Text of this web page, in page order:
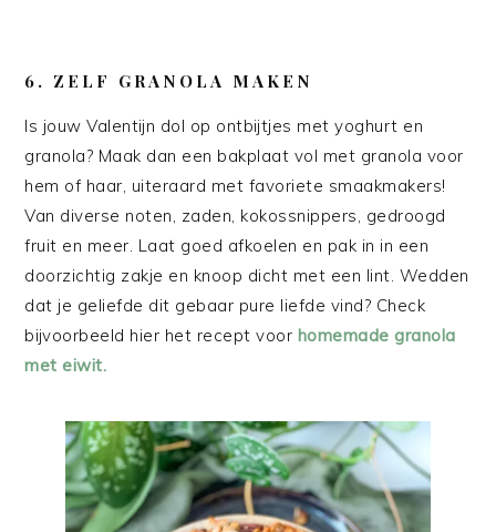
6. ZELF GRANOLA MAKEN
Is jouw Valentijn dol op ontbijtjes met yoghurt en
granola? Maak dan een bakplaat vol met granola voor
hem of haar, uiteraard met favoriete smaakmakers!
Van diverse noten, zaden, kokossnippers, gedroogd
fruit en meer. Laat goed afkoelen en pak in in een
doorzichtig zakje en knoop dicht met een lint. Wedden
dat je geliefde dit gebaar pure liefde vind? Check
bijvoorbeeld hier het recept voor homemade granola
met eiwit.